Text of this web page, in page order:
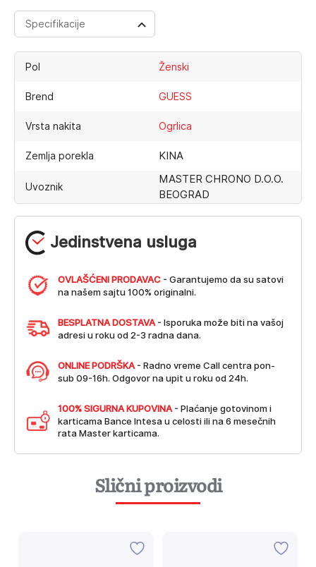
Jedinstvena usluga
OVLAŠĆENI PRODAVAC - Garantujemo da su satovi
na našem sajtu 100% originalni.
BESPLATNA DOSTAVA - Isporuka može biti na vašoj
adresi u roku od 2-3 radna dana.
ONLINE PODRŠKA - Radno vreme Call centra pon-
sub 09-16h. Odgovor na upit u roku od 24h.
100% SIGURNA KUPOVINA - Plaćanje gotovinom i
karticama Bance Intesa u celosti ili na 6 mesečnih
rata Master karticama.
Specifikacije
Pol Ženski
Brend GUESS
Vrsta nakita Ogrlica
Zemlja porekla KINA
Uvoznik
MASTER CHRONO D.O.O.
BEOGRAD
Slični proizvodi